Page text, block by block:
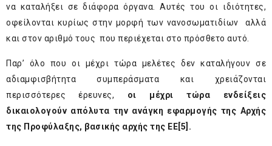
να καταλήξει σε διάφορα όργανα. Αυτές του οι ιδιότητες,
οφείλονται κυρίως στην μορφή των νανοσωματιδίων αλλά
και στον αριθμό τους που περιέχεται στο πρόσθετο αυτό.
Παρ’ όλο που οι μέχρι τώρα μελέτες δεν καταλήγουν σε
αδιαμφισβήτητα συμπεράσματα και χρειάζονται
περισσότερες έρευνες, οι μέχρι τώρα ενδείξεις
δικαιολογούν απόλυτα την ανάγκη εφαρμογής της Αρχής
της Προφύλαξης, βασικής αρχής της ΕΕ [5] .